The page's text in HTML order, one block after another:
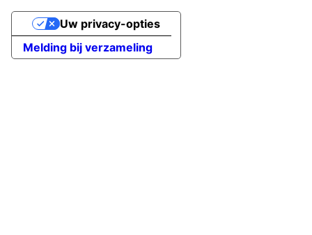
Melding bij verzameling
Uw privacy-opties